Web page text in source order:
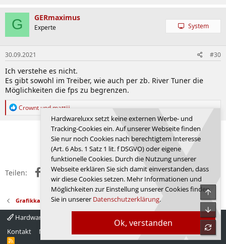
G GERmaximus
Experte System
30.09.2021 #30
Ich verstehe es nicht.
Es gibt sowohl im Treiber, wie auch per zb. River Tuner die
Möglichkeiten die fps zu begrenzen.
R
e
Crownt und mattiii
1 von 6 Nächste Letzte
Anmelden, um zu antworten.
Teilen: FacebookX (Twitter)
RedditWhatsApp
E-MailLink
Grafikkarten
Hardwareluxx 4.0
Kontakt
Nutzungsbedingungen Startseite
R
Ok, verstanden
Hardwareluxx setzt keine externen Werbe- und
Tracking-Cookies ein. Auf unserer Webseite finden
Sie nur noch Cookies nach berechtigtem Interesse
(Art. 6 Abs. 1 Satz 1 lit. f DSGVO) oder eigene
funktionelle Cookies. Durch die Nutzung unserer
Webseite erklären Sie sich damit einverstanden, dass
wir diese Cookies setzen. Mehr Informationen und
Möglichkeiten zur Einstellung unserer Cookies finden
Sie in unserer Datenschutzerklärung.